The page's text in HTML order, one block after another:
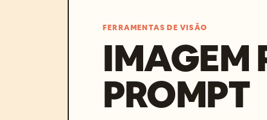
FERRAMENTAS DE VISÃO
IMAGEM
PROMPT